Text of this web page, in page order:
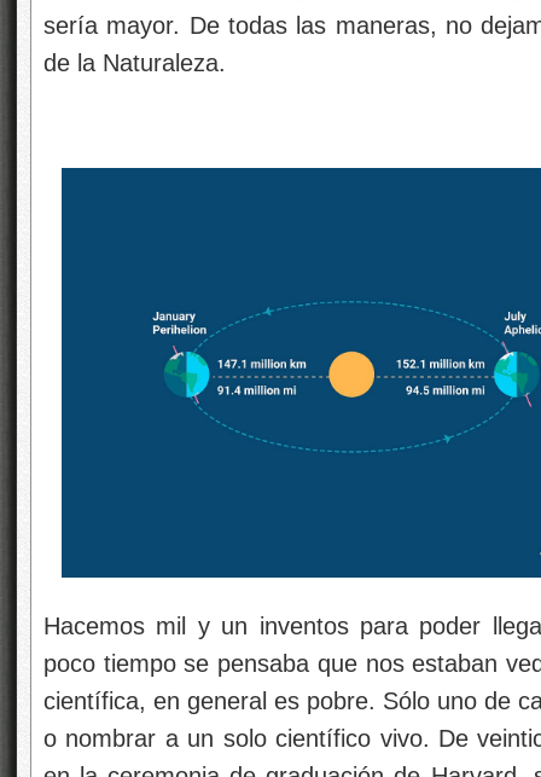
sería mayor. De todas las maneras, no
de la Naturaleza.
Hacemos mil y un inventos para poder
poco tiempo se pensaba que nos estaban
científica, en general es pobre. Sólo uno de
o nombrar a un solo científico vivo. De